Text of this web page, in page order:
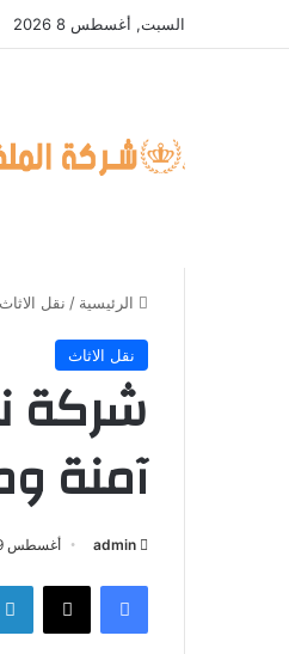
السبت, أغسطس 8 2026
الرئيسية / نقل الاثاث
نقل الاثاث
شركة
آمنة
admin أغسطس 9, 2025
فيسبوك